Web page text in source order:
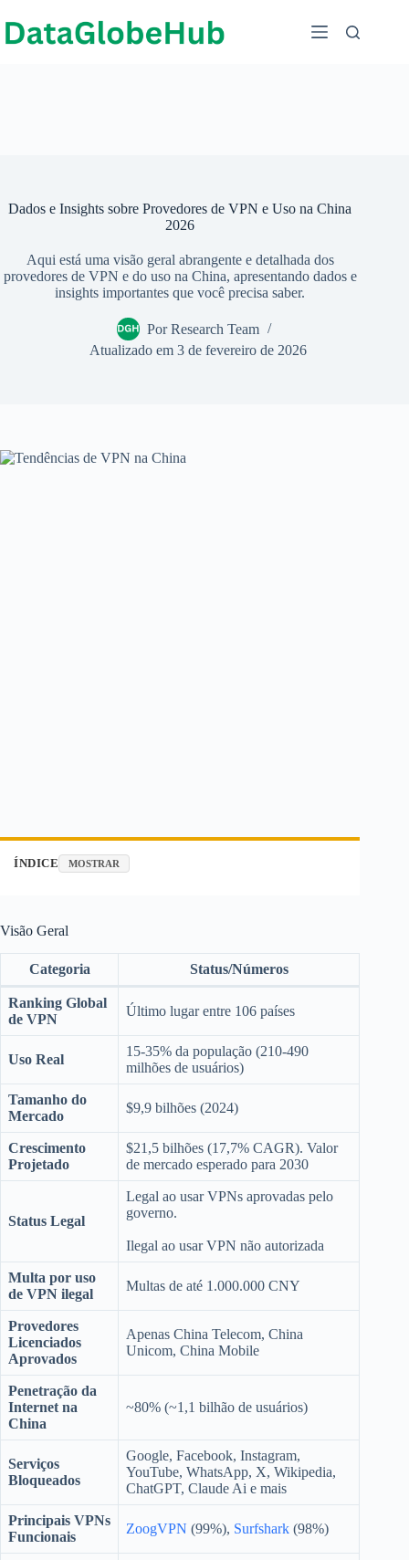
para
Dados e Insights sobre Provedores de VPN e Uso na China
2026
Aqui está uma visão geral abrangente e detalhada dos
provedores de VPN e do uso na China, apresentando dados e
insights importantes que você precisa saber.
Por Research Team
Atualizado em 3 de fevereiro de 2026
ÍNDICE MOSTRAR
Visão Geral
Categoria Status/Números
Ranking Global
de VPN
Último lugar entre 106 países
Uso Real
15-35% da população (210-490
milhões de usuários)
Tamanho do
Mercado
$9,9 bilhões (2024)
Crescimento
Projetado
$21,5 bilhões (17,7% CAGR). Valor
de mercado esperado para 2030
Status Legal
Legal ao usar VPNs aprovadas pelo
governo.
Ilegal ao usar VPN não autorizada
Multa por uso
de VPN ilegal
Multas de até 1.000.000 CNY
Provedores
Licenciados
Aprovados
Apenas China Telecom, China
Unicom, China Mobile
Penetração da
Internet na
China
~80% (~1,1 bilhão de usuários)
Serviços
Bloqueados
Google, Facebook, Instagram,
YouTube, WhatsApp, X, Wikipedia,
ChatGPT, Claude Ai e mais
Principais VPNs
Funcionais
ZoogVPN (99%), Surfshark (98%)